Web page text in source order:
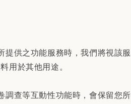
提供之功能服務時，我們將視該
用於其他用途。
調查等互動性功能時，會保留您